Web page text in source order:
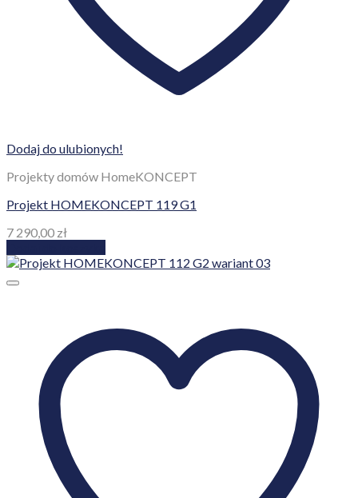
Dodaj do ulubionych!
Projekty domów HomeKONCEPT
Projekt HOMEKONCEPT 119 G1
7 290,00 zł